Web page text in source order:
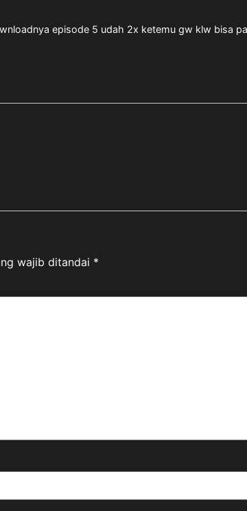
episode 5 udah 2x ketemu gw klw bisa
wajib ditandai *